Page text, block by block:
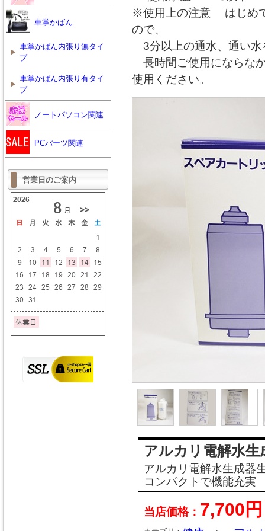
※使用上の注意 はじめ
ので、
3分以上の通水、通い水
長時間ご使用にならな
使用ください。
アルカリ電解水
アルカリ電解水生成器
コンパクトで機能充実
当店価格： 7,700円
車掌かばん
車掌かばん内張り無タイ
プ
車掌かばん内張り有タイ
プ
ノートパソコン関連
PCパーツ関連
営業日のご案内